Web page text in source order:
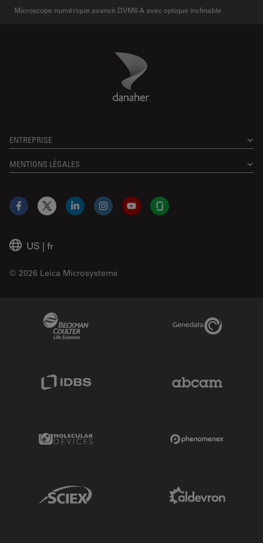
Microscope numérique avancé DVM6 A avec optique inclinable
Danaher Logo
ENTREPRISE
MENTIONS LÉGALES
US | fr
© 2026 Leica Microsystems
Facebook
X LinkedInInstagramYouTubeGlassdoor
Genedata Link
Molecular Devices Link
Sciex Link